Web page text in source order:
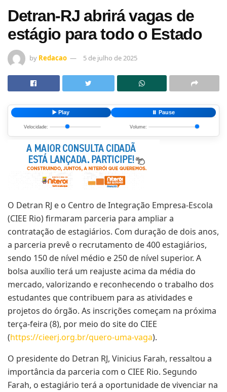
Detran-RJ abrirá vagas de
estágio para todo o Estado
by Redacao 5 de julho de 2025
▶️ Play ⏸️ Pause
Velocidade: Volume:
O Detran RJ e o Centro de Integração Empresa-Escola
(CIEE Rio) firmaram parceria para ampliar a
contratação de estagiários. Com duração de dois anos,
a parceria prevê o recrutamento de 400 estagiários,
sendo 150 de nível médio e 250 de nível superior. A
bolsa auxílio terá um reajuste acima da média do
mercado, valorizando e reconhecendo o trabalho dos
estudantes que contribuem para as atividades e
projetos do órgão. As inscrições começam na próxima
terça-feira (8), por meio do site do CIEE
(https://cieerj.org.br/quero-uma-vaga).
O presidente do Detran RJ, Vinicius Farah, ressaltou a
importância da parceria com o CIEE Rio. Segundo
Farah, o estagiário terá a oportunidade de vivenciar na